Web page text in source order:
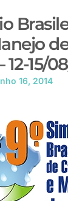
12-15/
16, 2014